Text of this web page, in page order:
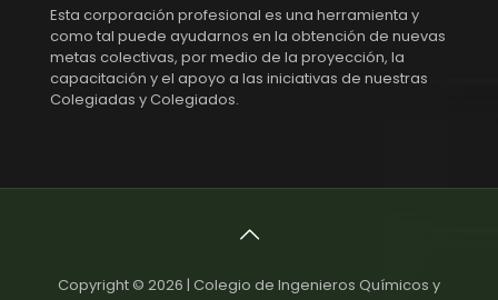
Esta corporación profesional es una herramienta y
como tal puede ayudarnos en la obtención de nuevas
metas colectivas, por medio de la proyección, la
capacitación y el apoyo a las iniciativas de nuestras
Colegiadas y Colegiados.
Copyright © 2026 | Colegio de Ingenieros Químicos y